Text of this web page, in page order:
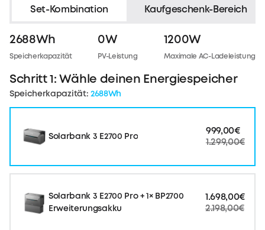
Set-Kombination Kaufgeschenk-Bereich
2688Wh
Speicherkapazität
0W
PV-Leistung
1200W
Maximale AC-Ladeleistung
Schritt 1: Wähle deinen Energiespeicher
Speicherkapazität: 2688Wh
Solarbank 3 E2700 Pro
999,00€
1.299,00€
Solarbank 3 E2700 Pro + 1× BP2700
Erweiterungsakku
1.698,00€
2.198,00€